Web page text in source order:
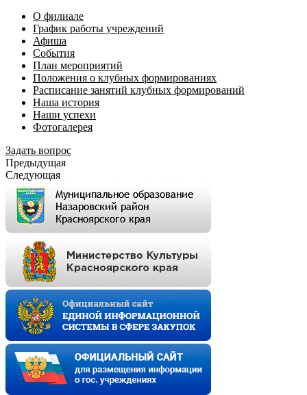
О филиале
График работы учреждений
Афиша
События
План мероприятий
Положения о клубных формированиях
Расписание занятий клубных формирований
Наша история
Наши успехи
Фотогалерея
Задать вопрос
Предыдущая
Следующая